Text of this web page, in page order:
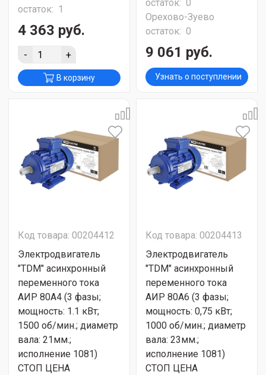
остаток: 1
4 363 руб.
- +
В корзину
остаток: 0
Орехово-Зуево
остаток: 0
9 061 руб.
Узнать о поступлении
Код товара: 00204412
Электродвигатель
"TDM" асинхронный
переменного тока
АИР 80A4 (3 фазы;
мощность: 1.1 кВт;
1500 об/мин.; диаметр
вала: 21мм.;
исполнение 1081)
СТОП ЦЕНА
Код товара: 00204413
Электродвигатель
"TDM" асинхронный
переменного тока
АИР 80A6 (3 фазы;
мощность: 0,75 кВт;
1000 об/мин.; диаметр
вала: 23мм.;
исполнение 1081)
СТОП ЦЕНА